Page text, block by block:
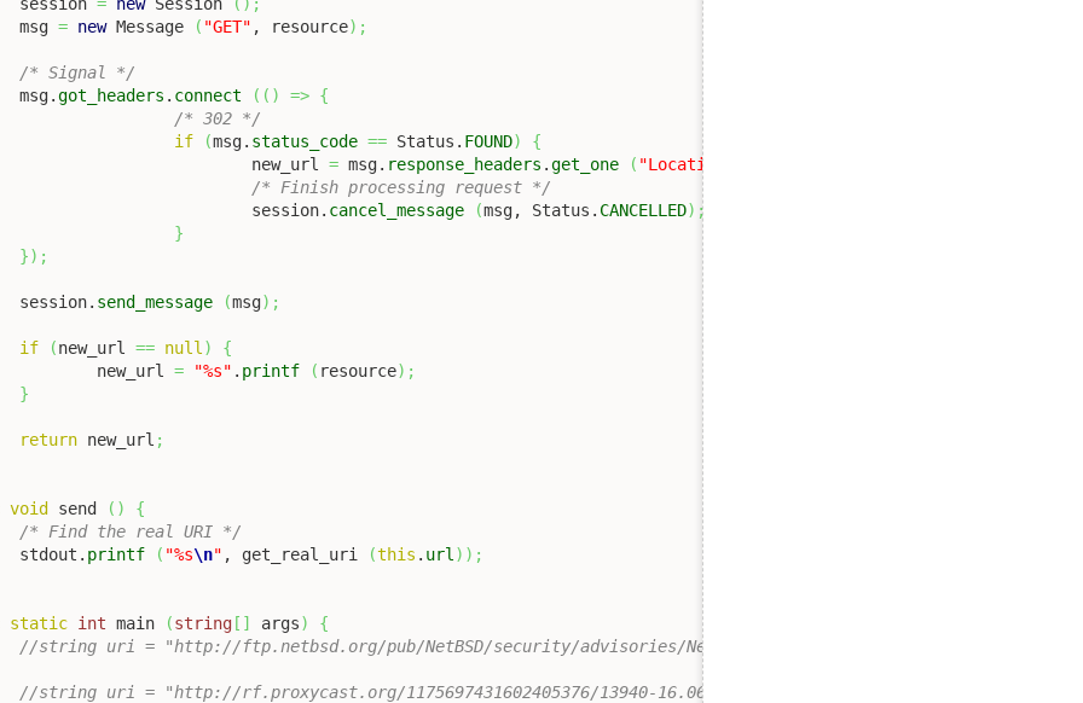
		msg
= new Message ( "GET" , resource) ;
/* Signal */
		msg.
got_headers . connect ( ( ) => {
/* 302 */
if
(msg. status_code == Status. FOUND)
{
					new_url
= msg. response_headers .get_one ( "Location"
/* Finish processing request */
					session.
cancel_message (msg, Status. CANCELLED) ;
}
}) ;
		session.
send_message (msg) ;
if (new_url == null )
{
			new_url
= "%s" . printf ( resource) ;
}
return new_url ;
void send ( )
{
/* Find the real URI */
		stdout.
printf ( "%s\n" , get_real_uri (this . url ) ) ;
static int main (string [ ] args)
{
//string uri = "http://ftp.netbsd.org/pub/NetBSD/security/advisories/NetBSD-SA2016-005.txt.asc";
//string uri = "http://rf.proxycast.org/1175697431602405376/13940-16.06.2016-ITEMA_21011329-0.mp3";